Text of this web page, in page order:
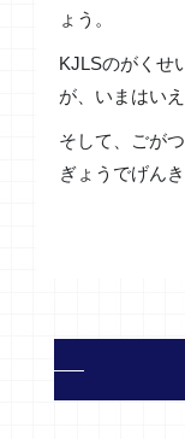
ょう。
KJLSのがくせ
が、いまはい
そして、ごが
ぎょうでげん